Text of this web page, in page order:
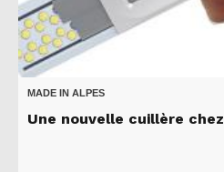
MADE IN ALPES
Une nouvelle cuillère